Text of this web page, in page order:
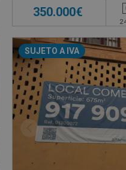
350.000€
SUJETO A IVA